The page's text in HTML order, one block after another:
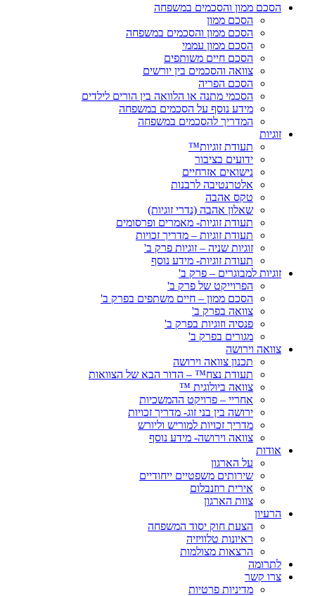
הסכם ממון והסכמים במשפחה
הסכם ממון
הסכם ממון והסכמים במשפחה
הסכם ממון עממי
הסכם חיים משותפים
צוואה והסכמים בין יורשים
הסכם הפריה
הסכמי מתנה או הלוואה בין הורים לילדים
מידע נוסף על הסכמים במשפחה
המדריך להסכמים במשפחה
זוגיות
תעודת זוגיות™
ידועים בציבור
נישואים אזרחיים
אלטרנטיבה לרבנות
טקס אהבה
שאלון אהבה (נדרי זוגיות)
תעודת זוגיות- מאמרים ופרסומים
תעודת זוגיות – מדריך זכויות
זוגיות שניה – זוגיות פרק ב'
תעודת זוגיות- מידע נוסף
זוגיות למבוגרים – פרק ב'
הפרוייקט של פרק ב'
הסכם ממון – חיים משתפים בפרק ב'
צוואה בפרק ב'
פנסיה וזוגיות בפרק ב'
מגורים בפרק ב'
צוואה וירושה
תכנון צוואה וירושה
תעודת נצח™ – הדור הבא של הצוואות
צוואה ביולוגית ™
אחריי – פרויקט ההמשכיות
ירושה בין בני זוג- מדריך זכויות
מדריך זכויות למוריש וליורש
צוואה וירושה- מידע נוסף
אודות
על הארגון
שירותים משפטיים ייחודיים
אירית רוזנבלום
צוות הארגון
הרעיון
הצעת חוק יסוד המשפחה
ראיונות טלוויזיה
הרצאות מצולמות
לתרומה
צרו קשר
מדיניות פרטיות